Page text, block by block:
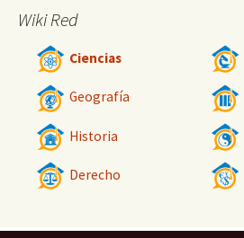
Wiki Red
Ciencias
Geografía
Historia
Derecho